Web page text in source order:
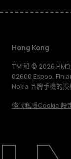
關於
Hong Kong
TM 和 © 2026
02600 Espoo,
Nokia 品牌手機的
條款私隱Cookie 設